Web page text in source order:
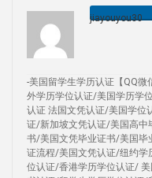
jiayouyou30
-美国留学生学历认证【QQ
外学历学位认证/美国学历学
认证 法国文凭认证/美国学位
证/新加坡文凭认证/美国高
书/美国文凭毕业证书/美国毕
证流程/美国文凭认证/纽约学
位认证/香港学历学位认证/